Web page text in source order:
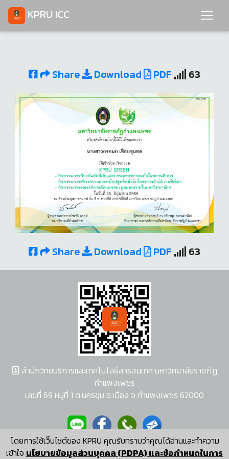
KPRU ICC
Share Download PDF 63
Share Download PDF 63
โดยการใช้เว็บไซต์ของ KPRU คุณรับทราบว่าคุณได้อ่านและทำความ
เข้าใจ นโยบายข้อมูลส่วนบุคคล (PDPA) และข้อกำหนดในการ
สำนักวิทยบริการและเทคโนโลยีสารสนเทศ มหาวิทยาลัยราชภัฏ
กำแพงเพชร
เลขที่ 69 หมู่ที่ 1 ต.นครชุม อ.เมือง จ.กำแพงเพชร 62000
ผู้พัฒนาระบบ อนุชา พวงผกา